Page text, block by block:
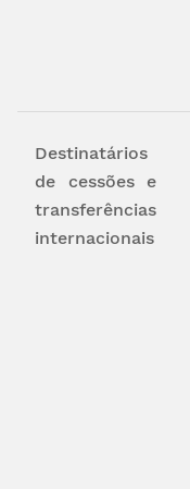
Destinatários
de cessões e
transferências
internacionais